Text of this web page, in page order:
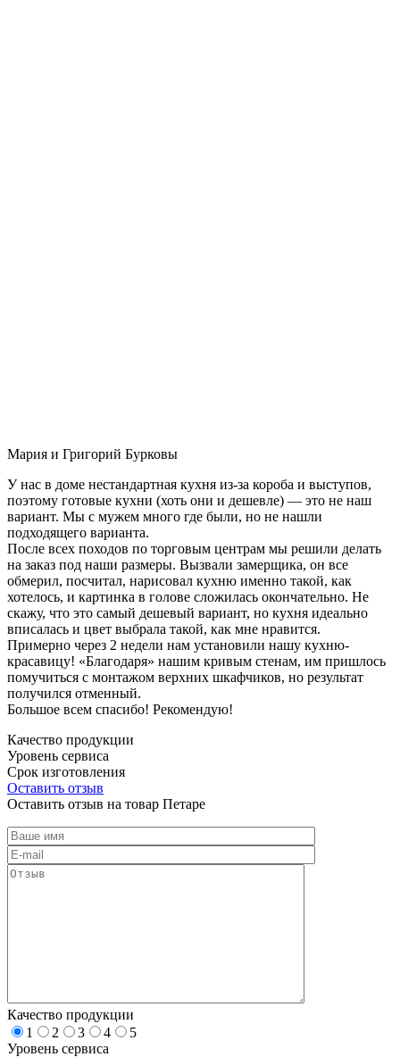
Мария и Григорий Бурковы
У нас в доме нестандартная кухня из-за короба и выступов,
поэтому готовые кухни (хоть они и дешевле) — это не наш
вариант. Мы с мужем много где были, но не нашли
подходящего варианта.
После всех походов по торговым центрам мы решили делать
на заказ под наши размеры. Вызвали замерщика, он все
обмерил, посчитал, нарисовал кухню именно такой, как
хотелось, и картинка в голове сложилась окончательно. Не
скажу, что это самый дешевый вариант, но кухня идеально
вписалась и цвет выбрала такой, как мне нравится.
Примерно через 2 недели нам установили нашу кухню-
красавицу! «Благодаря» нашим кривым стенам, им пришлось
помучиться с монтажом верхних шкафчиков, но результат
получился отменный.
Большое всем спасибо! Рекомендую!
Качество продукции
Уровень сервиса
Срок изготовления
Оставить отзыв
Оставить отзыв на товар Петаре
Качество продукции
1
2 3 4
5
Уровень сервиса